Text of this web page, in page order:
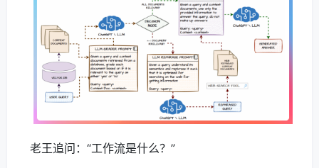
老王追问：“工作流是什么？”